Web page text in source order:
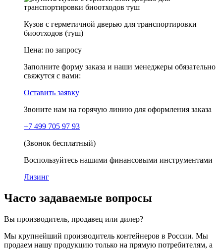
Кузов с герметичной дверью для транспортировки
биоотходов (туш)
Цена: по запросу
Заполните форму заказа и наши менеджеры обязательно
свяжутся с вами:
Оставить заявку
Звоните нам на горячую линию для оформления заказа
+7 499 705 97 93
(Звонок бесплатный)
Воспользуйтесь нашими финансовыми инструментами
Лизинг
Часто задаваемые вопросы
Вы производитель, продавец или дилер?
Мы крупнейший производитель контейнеров в России. Мы
продаем нашу продукцию только на прямую потребителям, а